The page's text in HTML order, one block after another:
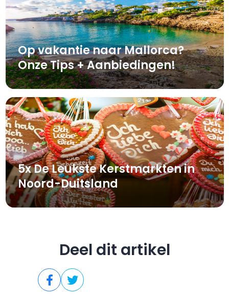
Op vakantie naar Mallorca?
Onze Tips + Aanbiedingen!
5x De Leukste Kerstmarkten in
Noord-Duitsland
Deel dit artikel